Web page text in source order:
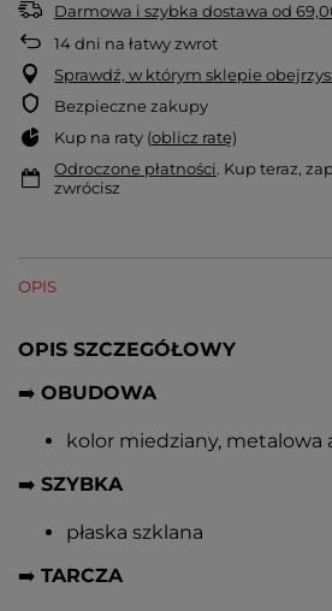
Darmowa i szybka dostawa od
14dni na łatwy zwrot
Sprawdź, w którym sklepie
Bezpieczne zakupy
Kup na raty (oblicz ratę)
Odroczone płatności. Kup teraz,
zwrócisz
OPIS
OPIS SZCZEGÓŁOWY
➡️ OBUDOWA
kolor miedziany, metalowa
➡️ SZYBKA
płaska szklana
➡️ TARCZA